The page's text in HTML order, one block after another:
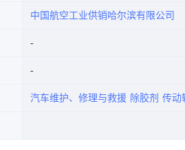
中国航空工业供销哈尔滨有限公司
汽车维护、修理与救援 除胶剂 传动